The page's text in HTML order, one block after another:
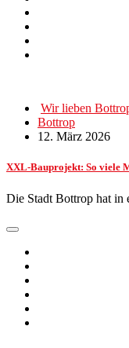
Wir lieben
Bottrop
12. März 2026
XXL-Bauprojekt: So viele
Die Stadt Bottrop hat in